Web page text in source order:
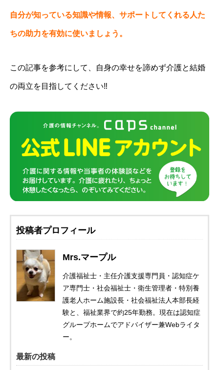
自分が知っている知識や情報、サポートしてくれる人た
ちの助力を有効に使いましょう。
この記事を参考にして、自身の幸せを諦めず介護と結婚
の両立を目指してください‼
投稿者プロフィール
Mrs.マープル
介護福祉士・主任介護支援専門員・認知症ケ
ア専門士・社会福祉士・衛生管理者・特別養
護老人ホーム施設長・社会福祉法人本部長経
験と、福祉業界で約25年勤務。現在は認知症
グループホームでアドバイザー兼Webライタ
ー。
最新の投稿